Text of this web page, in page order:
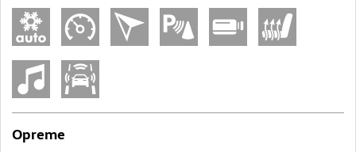
Opreme